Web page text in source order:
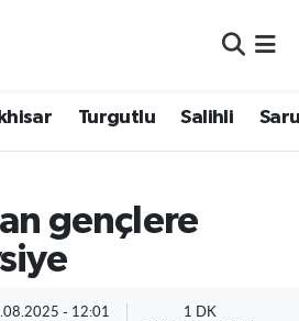
Turgutlu Salihli
gençlere
- 12:01 1 DK
Haritası
ve Fikstür